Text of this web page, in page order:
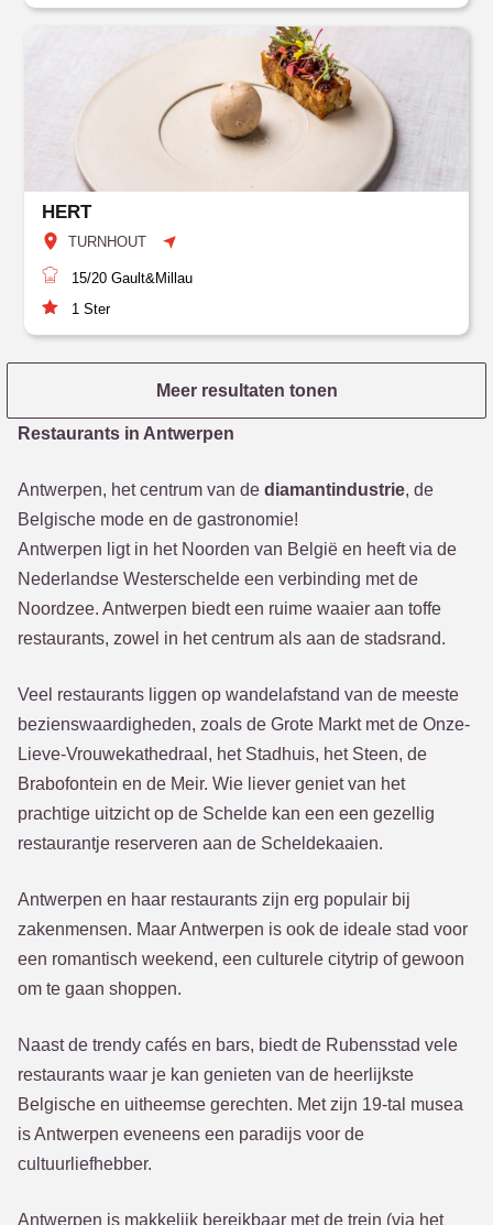
HERT
TURNHOUT
15/20 Gault&Millau
1 Ster
Meer resultaten tonen
Restaurants in Antwerpen
Antwerpen, het centrum van de diamantindustrie, de
Belgische mode en de gastronomie!
Antwerpen ligt in het Noorden van België en heeft via de
Nederlandse Westerschelde een verbinding met de
Noordzee. Antwerpen biedt een ruime waaier aan toffe
restaurants, zowel in het centrum als aan de stadsrand.
Veel restaurants liggen op wandelafstand van de meeste
bezienswaardigheden, zoals de Grote Markt met de Onze-
Lieve-Vrouwekathedraal, het Stadhuis, het Steen, de
Brabofontein en de Meir. Wie liever geniet van het
prachtige uitzicht op de Schelde kan een een gezellig
restaurantje reserveren aan de Scheldekaaien.
Antwerpen en haar restaurants zijn erg populair bij
zakenmensen. Maar Antwerpen is ook de ideale stad voor
een romantisch weekend, een culturele citytrip of gewoon
om te gaan shoppen.
Naast de trendy cafés en bars, biedt de Rubensstad vele
restaurants waar je kan genieten van de heerlijkste
Belgische en uitheemse gerechten. Met zijn 19-tal musea
is Antwerpen eveneens een paradijs voor de
cultuurliefhebber.
Antwerpen is makkelijk bereikbaar met de trein (via het